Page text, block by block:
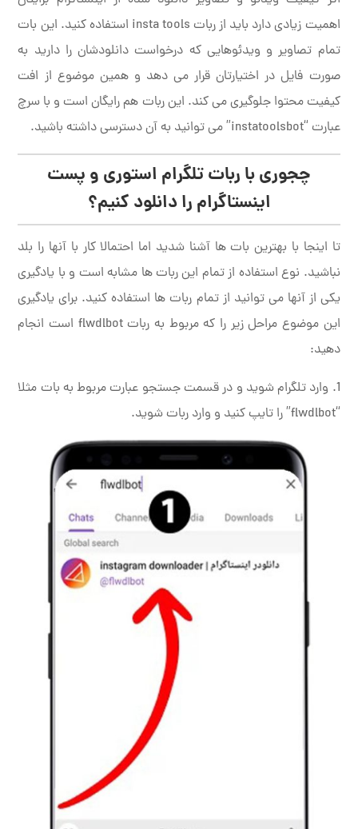
اهمیت زیادی دارد باید از ربات insta tools استفاده کنید. این بات
تمام تصاویر و ویدئوهایی که درخواست دانلودشان را دارید به
صورت فایل در اختیارتان قرار می دهد و همین موضوع از افت
کیفیت محتوا جلوگیری می کند. این ربات هم رایگان است و با سرچ
عبارت “instatoolsbot” می توانید به آن دسترسی داشته باشید.
چجوری با ربات تلگرام استوری و پست
اینستاگرام را دانلود کنیم؟
تا اینجا با بهترین بات ها آشنا شدید اما احتمالا کار با آنها را بلد
نباشید. نوع استفاده از تمام این ربات ها مشابه است و با یادگیری
یکی از آنها می توانید از تمام ربات ها استفاده کنید. برای یادگیری
این موضوع مراحل زیر را که مربوط به ربات flwdlbot است انجام
دهید:
1. وارد تلگرام شوید و در قسمت جستجو عبارت مربوط به بات مثلا
“flwdlbot” را تایپ کنید و وارد ربات شوید.